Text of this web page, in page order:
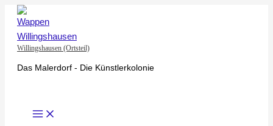
Zum
Inhalt
springen
Willingshausen (Ortsteil)
Das Malerdorf - Die Künstlerkolonie